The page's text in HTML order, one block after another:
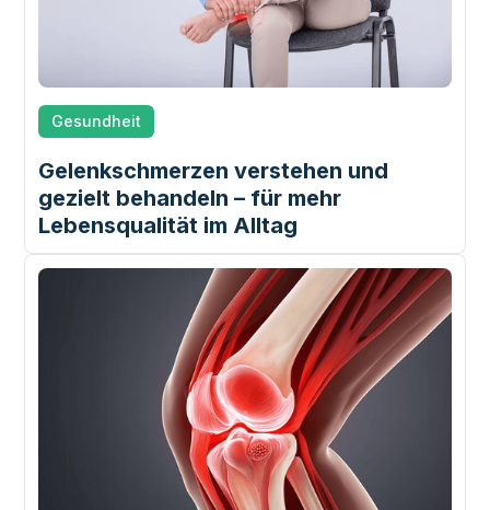
Gesundheit
Gelenkschmerzen verstehen und
gezielt behandeln – für mehr
Lebensqualität im Alltag